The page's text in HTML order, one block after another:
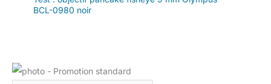
BCL-0980 noir